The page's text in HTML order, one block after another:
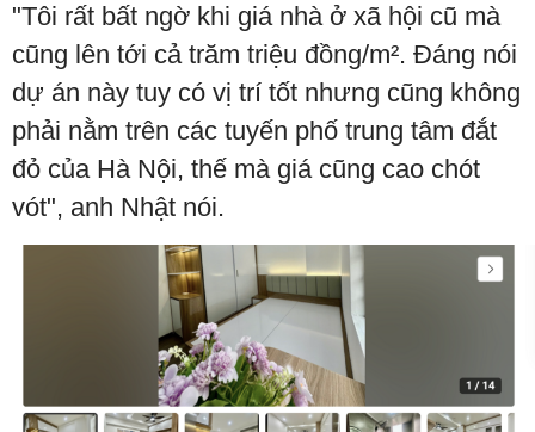
"Tôi rất bất ngờ khi giá nhà ở xã hội cũ mà
cũng lên tới cả trăm triệu đồng/m². Đáng nói
dự án này tuy có vị trí tốt nhưng cũng không
phải nằm trên các tuyến phố trung tâm đắt
đỏ của Hà Nội, thế mà giá cũng cao chót
vót", anh Nhật nói.